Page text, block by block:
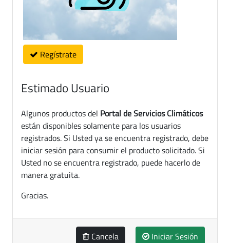
Regístrate
Estimado Usuario
Algunos productos del Portal de Servicios Climáticos
están disponibles solamente para los usuarios
registrados. Si Usted ya se encuentra registrado, debe
iniciar sesión para consumir el producto solicitado. Si
Usted no se encuentra registrado, puede hacerlo de
manera gratuita.
Gracias.
Cancela Iniciar Sesión